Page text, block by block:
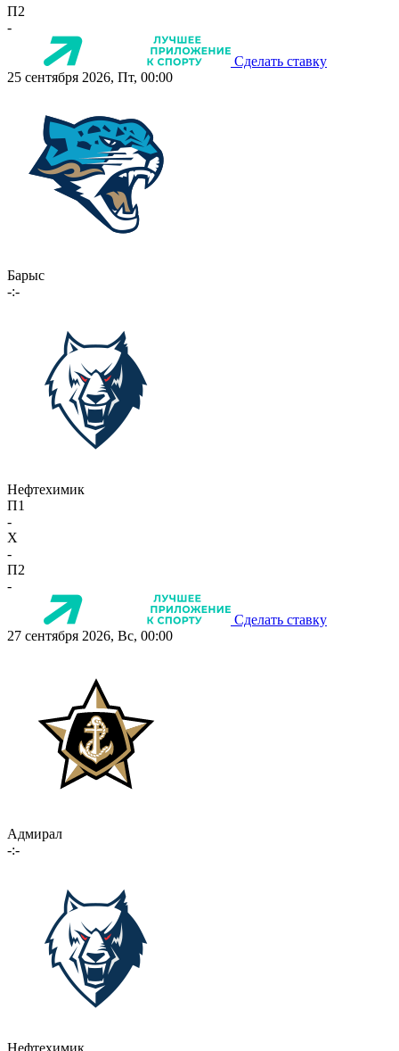
П2
-
Сделать ставку
25 сентября 2026, Пт, 00:00
Барыс
-:-
Нефтехимик
П1
-
X
-
П2
-
Сделать ставку
27 сентября 2026, Вс, 00:00
Адмирал
-:-